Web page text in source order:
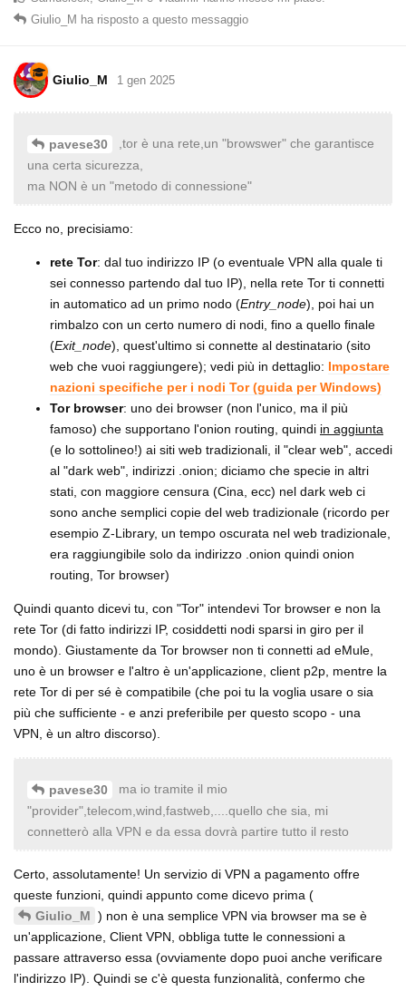
Giulio_M ha risposto a questo messaggio
Giulio_M 1 gen 2025
pavese30
,tor è una rete,un "browswer" che garantisce
una certa sicurezza,
ma NON è un "metodo di connessione"
Ecco no, precisiamo:
rete Tor: dal tuo indirizzo IP (o eventuale VPN alla quale ti
sei connesso partendo dal tuo IP), nella rete Tor ti connetti
in automatico ad un primo nodo (Entry_node), poi hai un
rimbalzo con un certo numero di nodi, fino a quello finale
(Exit_node), quest'ultimo si connette al destinatario (sito
web che vuoi raggiungere); vedi più in dettaglio: Impostare
nazioni specifiche per i nodi Tor (guida per Windows)
Tor browser: uno dei browser (non l'unico, ma il più
famoso) che supportano l'onion routing, quindi in aggiunta
(e lo sottolineo!) ai siti web tradizionali, il "clear web", accedi
al "dark web", indirizzi .onion; diciamo che specie in altri
stati, con maggiore censura (Cina, ecc) nel dark web ci
sono anche semplici copie del web tradizionale (ricordo per
esempio Z-Library, un tempo oscurata nel web tradizionale,
era raggiungibile solo da indirizzo .onion quindi onion
routing, Tor browser)
Quindi quanto dicevi tu, con "Tor" intendevi Tor browser e non la
rete Tor (di fatto indirizzi IP, cosiddetti nodi sparsi in giro per il
mondo). Giustamente da Tor browser non ti connetti ad eMule,
uno è un browser e l'altro è un'applicazione, client p2p, mentre la
rete Tor di per sé è compatibile (che poi tu la voglia usare o sia
più che sufficiente - e anzi preferibile per questo scopo - una
VPN, è un altro discorso).
pavese30
ma io tramite il mio
"provider",telecom,wind,fastweb,....quello che sia, mi
connetterò alla VPN e da essa dovrà partire tutto il resto
Certo, assolutamente! Un servizio di VPN a pagamento offre
queste funzioni, quindi appunto come dicevo prima (
Giulio_M ) non è una semplice VPN via browser ma se è
un'applicazione, Client VPN, obbliga tutte le connessioni a
passare attraverso essa (ovviamente dopo puoi anche verificare
l'indirizzo IP). Quindi se c'è questa funzionalità, confermo che